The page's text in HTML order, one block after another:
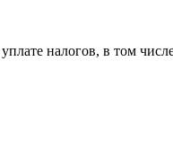
налогов, в том